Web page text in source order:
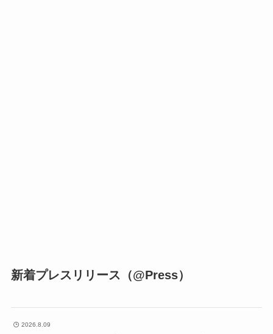
新着プレスリリース（@Press）
2026.8.09